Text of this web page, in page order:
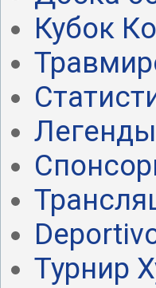
Кубок
Турнир